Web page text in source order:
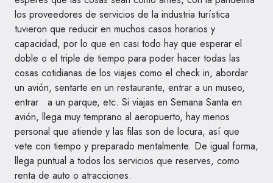
los proveedores de servicios de la industria turística
tuvieron que reducir en muchos casos horarios y
capacidad, por lo que en casi todo hay que esperar el
doble o el triple de tiempo para poder hacer todas las
cosas cotidianas de los viajes como el check in, abordar
un avión, sentarte en un restaurante, entrar a un museo,
entrar a un parque, etc. Si viajas en Semana Santa en
avión, llega muy temprano al aeropuerto, hay menos
personal que atiende y las filas son de locura, así que
vete con tiempo y preparado mentalmente. De igual forma,
llega puntual a todos los servicios que reserves, como
renta de auto o atracciones.